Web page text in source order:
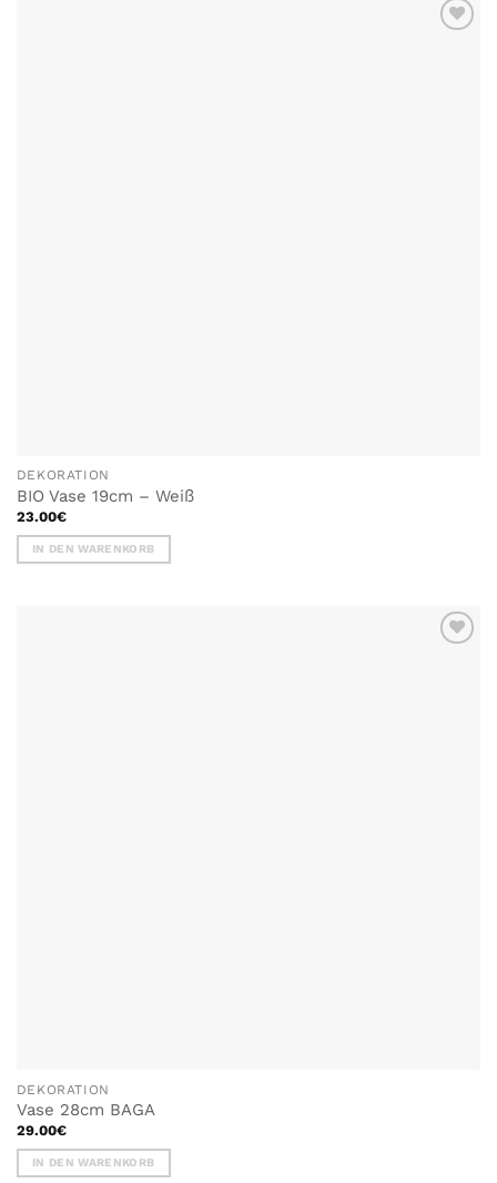
DEKORATION
BIO Vase 19cm – Weiß
23.00€
IN DEN WARENKORB
DEKORATION
Vase 28cm BAGA
29.00€
IN DEN WARENKORB